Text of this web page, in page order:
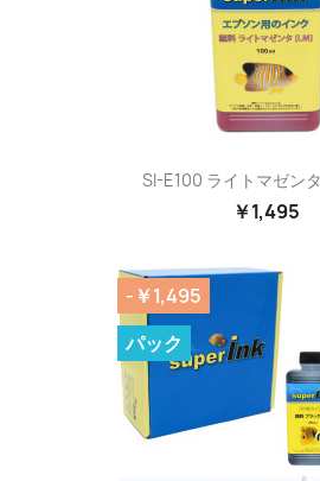
SI-E100 ライトマゼンタ
￥1,495
-￥1,495
パック